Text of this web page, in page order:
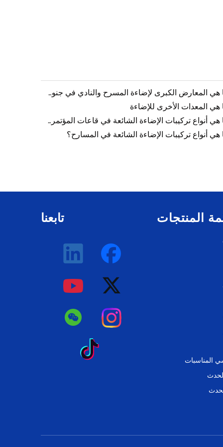
ما هي المعارض الكبرى لإضاءة المسرح والنادي في جنوب آسيا في أكتوبر؟
هي المعدات الأخرى للإضاءة
ما هي أنواع تركيبات الإضاءة الشائعة في قاعات المؤتمرات؟
هي أنواع تركيبات الإضاءة الشائعة في المسارح؟
المنتجات
المناسبات
تابعنا